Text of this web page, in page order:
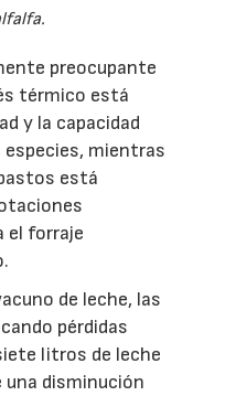
preocupante
térmico está
y la capacidad
mientras
está
el forraje
de leche, las
pérdidas
litros de leche
una disminución